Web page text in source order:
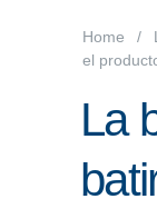
Home
el
La